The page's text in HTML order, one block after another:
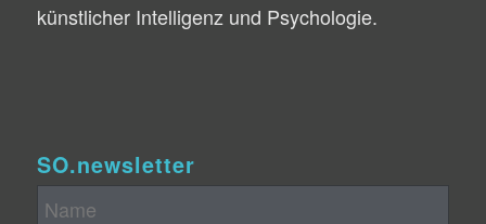
künstlicher Intelligenz und Psychologie.
SO.newsletter